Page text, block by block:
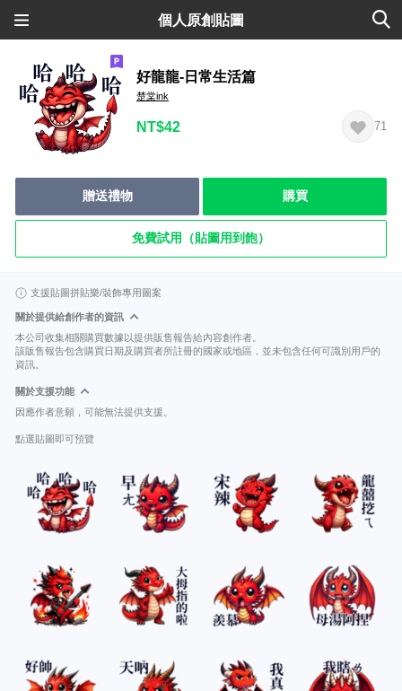
個人原創貼圖
好龍龍-日常生活篇
楚棠ink
NT$42 71
贈送禮物 購買
免費試用（貼圖用到飽）
支援貼圖拼貼樂/裝飾專用圖案
關於提供給創作者的資訊
本公司收集相關購買數據以提供販售報告給內容創作者。
該販售報告包含購買日期及購買者所註冊的國家或地區，並未包含任何可識別用戶的
資訊。
關於支援功能
因應作者意願，可能無法提供支援。
點選貼圖即可預覽